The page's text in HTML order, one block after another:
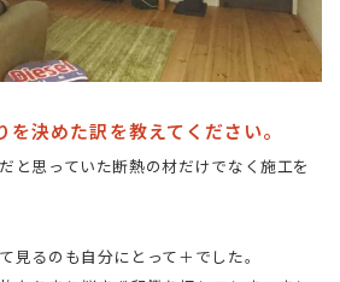
決めた訳を教えてください。
と思っていた断熱の材だけでなく施工を
見るのも自分にとって＋でした。